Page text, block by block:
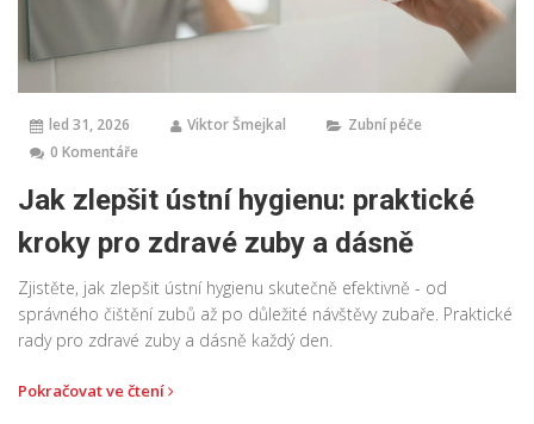
led 31, 2026 Viktor Šmejkal
Zubní péče
0 Komentáře
Jak zlepšit ústní hygienu: praktické
kroky pro zdravé zuby a dásně
Zjistěte, jak zlepšit ústní hygienu skutečně efektivně - od
správného čištění zubů až po důležité návštěvy zubaře. Praktické
rady pro zdravé zuby a dásně každý den.
Pokračovat ve čtení